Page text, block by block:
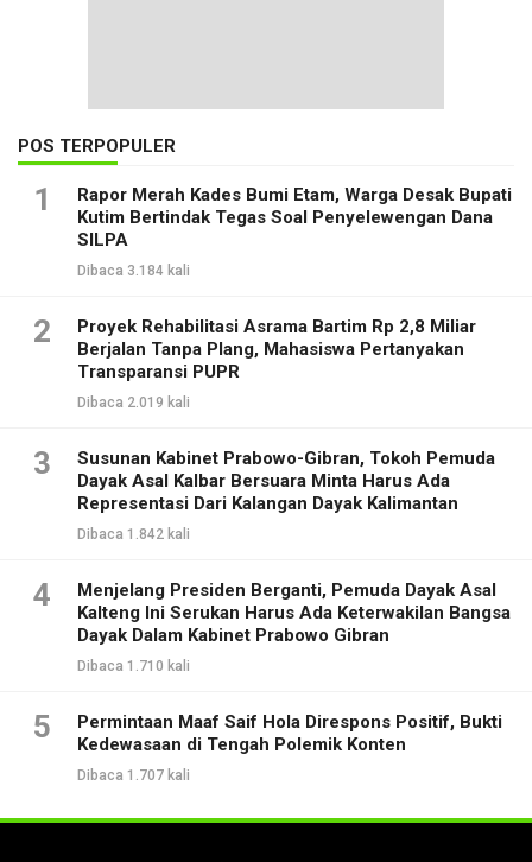
POS TERPOPULER
1
Rapor Merah Kades Bumi Etam, Warga Desak Bupati
Kutim Bertindak Tegas Soal Penyelewengan Dana
SILPA
Dibaca 3.184 kali
2
Proyek Rehabilitasi Asrama Bartim Rp 2,8 Miliar
Berjalan Tanpa Plang, Mahasiswa Pertanyakan
Transparansi PUPR
Dibaca 2.019 kali
3
Susunan Kabinet Prabowo-Gibran, Tokoh Pemuda
Dayak Asal Kalbar Bersuara Minta Harus Ada
Representasi Dari Kalangan Dayak Kalimantan
Dibaca 1.842 kali
4
Menjelang Presiden Berganti, Pemuda Dayak Asal
Kalteng Ini Serukan Harus Ada Keterwakilan Bangsa
Dayak Dalam Kabinet Prabowo Gibran
Dibaca 1.710 kali
5
Permintaan Maaf Saif Hola Direspons Positif, Bukti
Kedewasaan di Tengah Polemik Konten
Dibaca 1.707 kali